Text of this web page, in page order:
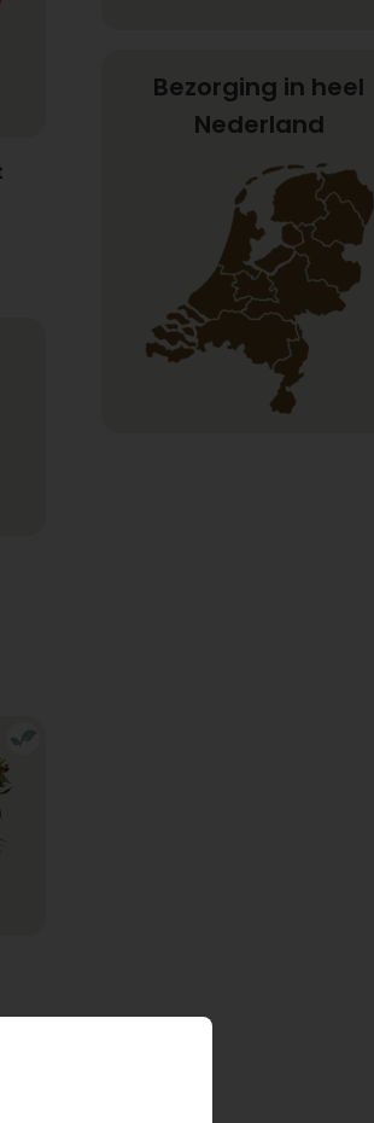
Bezorging in heel
Nederland